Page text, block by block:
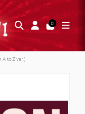
0
A to Z ver.)